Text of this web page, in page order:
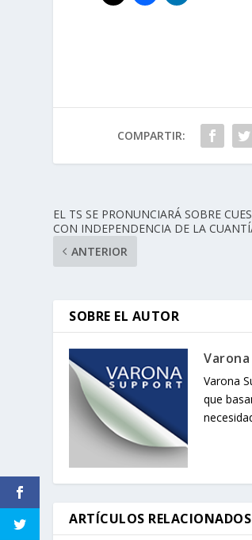
COMPARTIR:
EL TS SE PRONUNCIARÁ SOBRE
CON INDEPENDENCIA DE LA
ANTERIOR
SOBRE EL AUTOR
Varona
que
ARTÍCULOS RELACIONADOS